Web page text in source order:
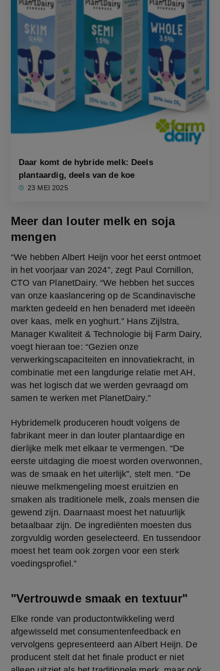
Daar komt de hybride melk: Deels
plantaardig, deels van de koe
23 MEI 2025
Meer dan louter melk en soja
mengen
“We hebben Albert Heijn voor het eerst ontmoet
in het voorjaar van 2024”, zegt Paul Cornillon,
CTO van PlanetDairy. “We hebben het succes
van onze kaaslancering op de Scandinavische
markten gedeeld en hen benaderd met ideeën
over kaas, melk en yoghurt.” Hans Zijlstra,
Manager Kwaliteit & Technologie bij Farm Dairy,
voegt hieraan toe: “Gezien onze
verwerkingscapaciteiten en innovatiekracht, in
combinatie met een langdurige relatie met AH,
was het logisch dat we werden gevraagd om
samen te werken met PlanetDairy.”
Hybridemelk produceren houdt volgens de
fabrikant meer in dan louter plantaardige en
dierlijke melk met elkaar te vermengen. “De
eerste uitdaging die moest worden overwonnen,
was de smaak en het uiterlijk”, stelt men. “De
nieuwe melkmengeling moest eruitzien en
smaken als traditionele melk, zoals mensen die
gewend zijn. Daarnaast moest het natuurlijk
betaalbaar zijn. De ingrediënten moesten dus
zorgvuldig worden geselecteerd. En tussendoor
moest het team ook zorgen voor een sterk
voedingsprofiel.”
"Vertrouwde smaak en textuur"
Elke ronde van productontwikkeling werd
afgewisseld met consumentenfeedback en
vervolgens gepresenteerd aan Albert Heijn. De
producent stelt dat het finale product er niet